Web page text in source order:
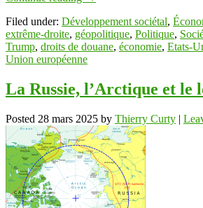
Filed under: Développement sociétal,
extrême-droite, géopolitique, Politique,
Trump, droits de douane, économie, Etats-
Union européenne
La Russie, l’Arctique et le
Posted 28 mars 2025 by Thierry Curty |